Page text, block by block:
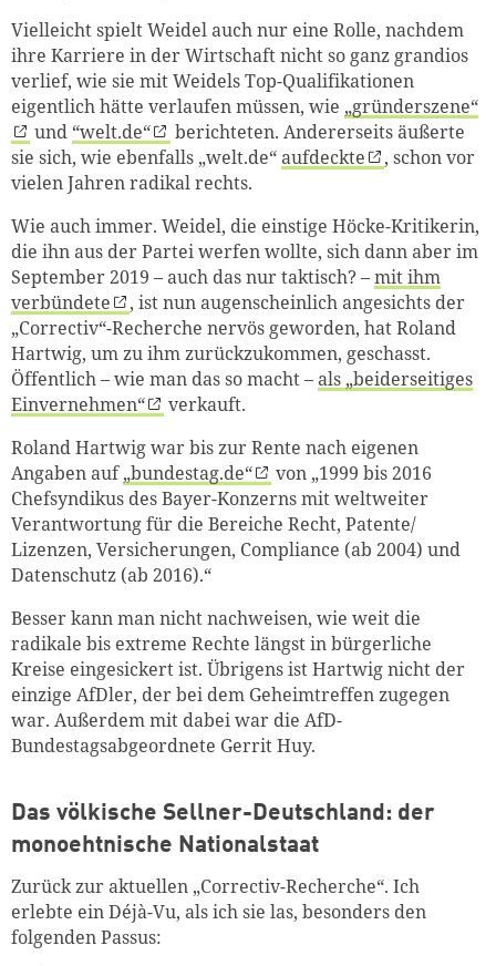
Vielleicht spielt Weidel auch nur eine Rolle, nachdem
ihre Karriere in der Wirtschaft nicht so ganz grandios
verlief, wie sie mit Weidels Top-Qualifikationen
eigentlich hätte verlaufen müssen, wie „gründerszene“
und “welt.de“
berichteten. Andererseits äußerte
sie sich, wie ebenfalls „welt.de“aufdeckte
, schon vor
vielen Jahren radikal rechts.
Wie auch immer. Weidel, die einstige Höcke-Kritikerin,
die ihn aus der Partei werfen wollte, sich dann aber im
September 2019 – auch das nur taktisch? –mit ihm
verbündete
, ist nun augenscheinlich angesichts der
„Correctiv“-Recherche nervös geworden, hat Roland
Hartwig, um zu ihm zurückzukommen, geschasst.
Öffentlich – wie man das so macht –als „beiderseitiges
Einvernehmen“
verkauft.
Roland Hartwig war bis zur Rente nach eigenen
Angaben auf„bundestag.de“
von „1999 bis 2016
Chefsyndikus des Bayer-Konzerns mit weltweiter
Verantwortung für die Bereiche Recht, Patente/
Lizenzen, Versicherungen, Compliance (ab 2004) und
Datenschutz (ab 2016).“
Besser kann man nicht nachweisen, wie weit die
radikale bis extreme Rechte längst in bürgerliche
Kreise eingesickert ist. Übrigens ist Hartwig nicht der
einzige AfDler, der bei dem Geheimtreffen zugegen
war. Außerdem mit dabei war die AfD-
Bundestagsabgeordnete Gerrit Huy.
Das völkische Sellner-Deutschland: der
monoehtnische Nationalstaat
Zurück zur aktuellen „Correctiv-Recherche“. Ich
erlebte ein Déjà-Vu, als ich sie las, besonders den
folgenden Passus: